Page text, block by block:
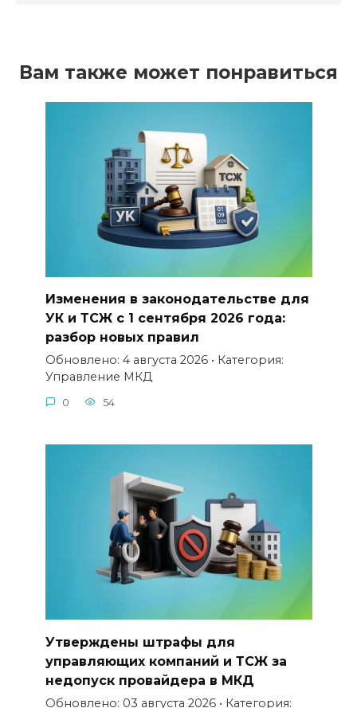
Вам также может понравиться
Изменения в законодательстве для
УК и ТСЖ с 1 сентября 2026 года:
разбор новых правил
Обновлено: 4 августа 2026 • Категория:
Управление МКД
0 54
Утверждены штрафы для
управляющих компаний и ТСЖ за
недопуск провайдера в МКД
Обновлено: 03 августа 2026 • Категория: